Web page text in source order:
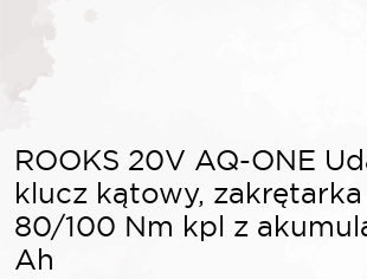
ROOKS 20V AQ-ONE
klucz kątowy,
80/100 Nm kpl z
Ah